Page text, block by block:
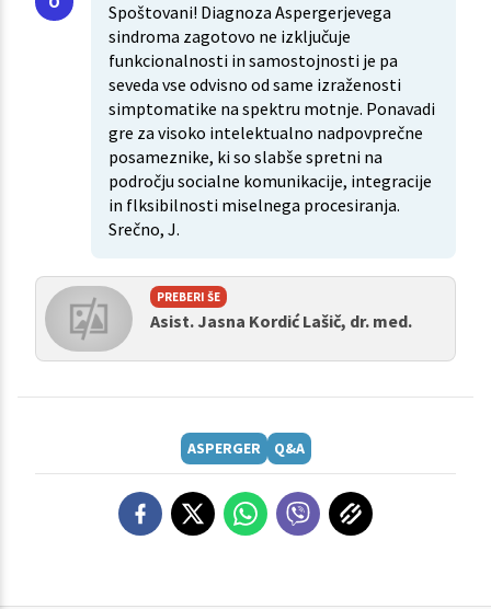
Spoštovani! Diagnoza Aspergerjevega
sindroma zagotovo ne izključuje
funkcionalnosti in samostojnosti je pa
seveda vse odvisno od same izraženosti
simptomatike na spektru motnje. Ponavadi
gre za visoko intelektualno nadpovprečne
posameznike, ki so slabše spretni na
področju socialne komunikacije, integracije
in flksibilnosti miselnega procesiranja.
Srečno, J.
PREBERI ŠE
Asist. Jasna Kordić Lašič, dr. med.
ASPERGER Q&A